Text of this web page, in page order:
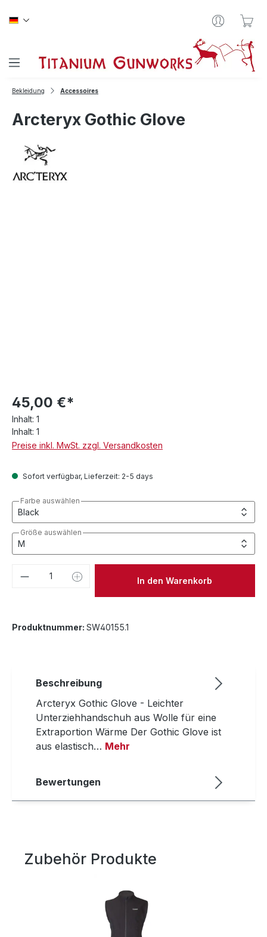
Bekleidung Accessoires
Arcteryx Gothic Glove
45,00 €*
Inhalt: 1
Inhalt: 1
Preise inkl. MwSt. zzgl. Versandkosten
Sofort verfügbar, Lieferzeit: 2-5 days
Farbe auswählen
Größe auswählen
Produkt Anzahl: Gib denIn den Warenkorb
Produktnummer: SW40155.1
Beschreibung
Arcteryx Gothic Glove - Leichter
Unterziehhandschuh aus Wolle für eine
Extraportion Wärme Der Gothic Glove ist
aus elastisch… Mehr
Bewertungen
Produktgalerie überspringen
Zubehör Produkte